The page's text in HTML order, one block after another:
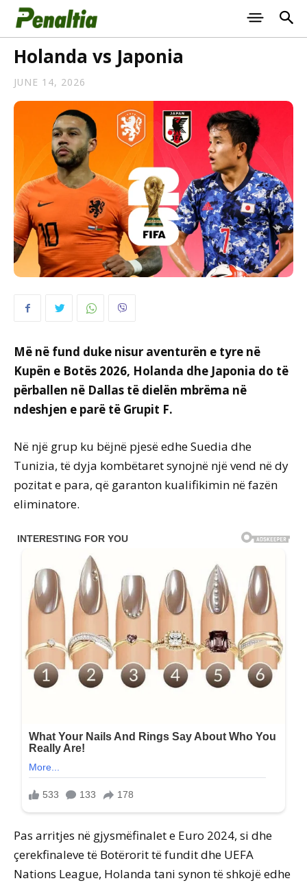
Holanda vs Japonia
JUNE 14, 2026
Më në fund duke nisur aventurën e tyre në
Kupën e Botës 2026, Holanda dhe Japonia do të
përballen në Dallas të dielën mbrëma në
ndeshjen e parë të Grupit F.
Në një grup ku bëjnë pjesë edhe Suedia dhe
Tunizia, të dyja kombëtaret synojnë një vend në dy
pozitat e para, që garanton kualifikimin në fazën
eliminatore.
Pas arritjes në gjysmëfinalet e Euro 2024, si dhe
çerekfinaleve të Botërorit të fundit dhe UEFA
Nations League, Holanda tani synon të shkojë edhe